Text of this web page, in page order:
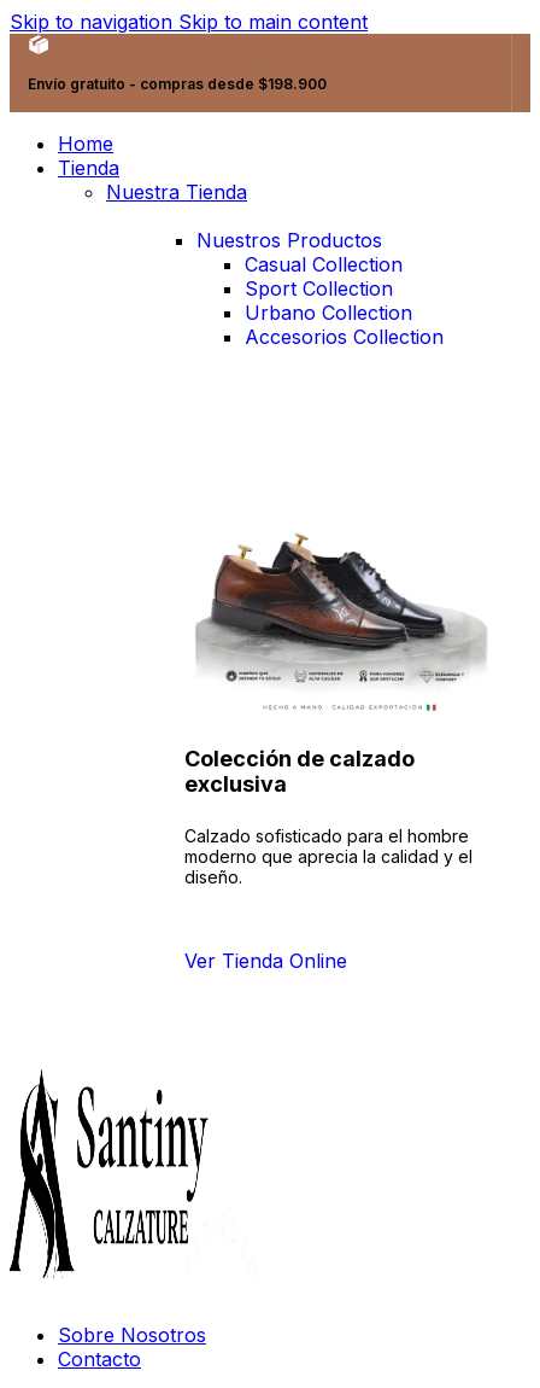
Skip to navigation Skip to main content
Envío gratuito - compras desde $198.900
Home
Tienda
Nuestra Tienda
Nuestros Productos
Casual Collection
Sport Collection
Urbano Collection
Accesorios Collection
Colección de calzado
exclusiva
Calzado sofisticado para el hombre
moderno que aprecia la calidad y el
diseño.
Ver Tienda Online
Sobre Nosotros
Contacto